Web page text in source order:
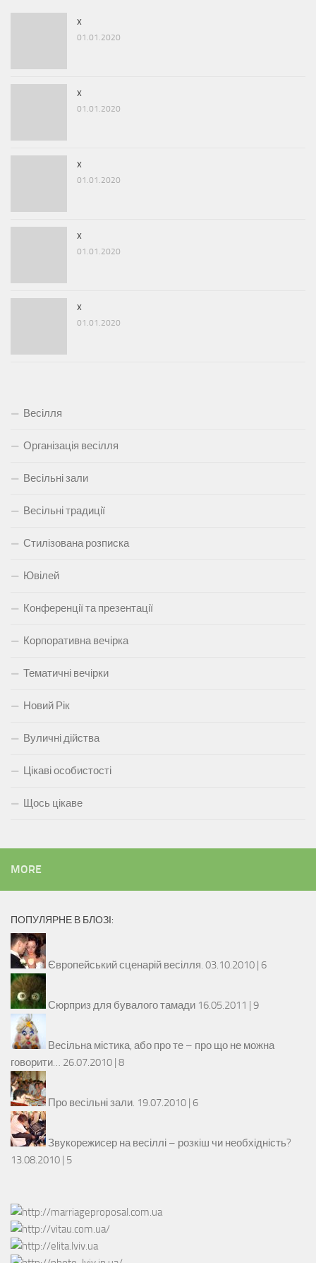
x
01.01.2020
x
01.01.2020
x
01.01.2020
x
01.01.2020
x
01.01.2020
Весілля
Організація весілля
Весільні зали
Весільні традиції
Стилізована розписка
Ювілей
Конференції та презентації
Корпоративна вечірка
Тематичні вечірки
Новий Рік
Вуличні дійства
Цікаві особистості
Щось цікаве
MORE
ПОПУЛЯРНЕ В БЛОЗІ:
Європейський сценарій весілля. 03.10.2010 | 6
Сюрприз для бувалого тамади 16.05.2011 | 9
Весільна містика, або про те – про що не можна
говорити… 26.07.2010 | 8
Про весільні зали. 19.07.2010 | 6
Звукорежисер на весіллі – розкіш чи необхідність?
13.08.2010 | 5